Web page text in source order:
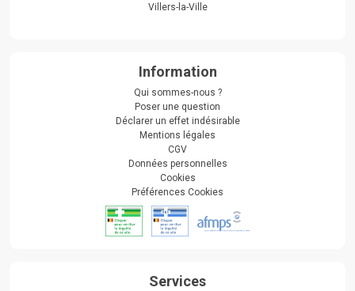
Villers-la-Ville
Information
Qui sommes-nous ?
Poser une question
Déclarer un effet indésirable
Mentions légales
CGV
Données personnelles
Cookies
Préférences Cookies
Services